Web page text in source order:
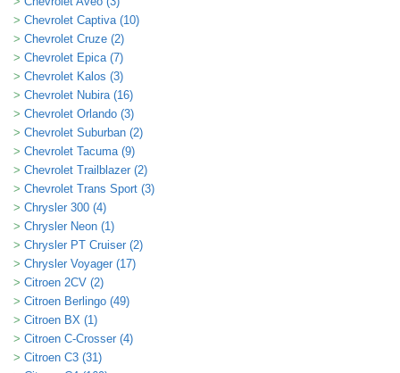
Chevrolet Captiva (10)
Chevrolet Cruze (2)
Chevrolet Epica (7)
Chevrolet Kalos (3)
Chevrolet Nubira (16)
Chevrolet Orlando (3)
Chevrolet Suburban (2)
Chevrolet Tacuma (9)
Chevrolet Trailblazer (2)
Chevrolet Trans Sport (3)
Chrysler 300 (4)
Chrysler Neon (1)
Chrysler PT Cruiser (2)
Chrysler Voyager (17)
Citroen 2CV (2)
Citroen Berlingo (49)
Citroen BX (1)
Citroen C-Crosser (4)
Citroen C3 (31)